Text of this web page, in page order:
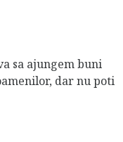
sa ajungem buni
dar nu poti